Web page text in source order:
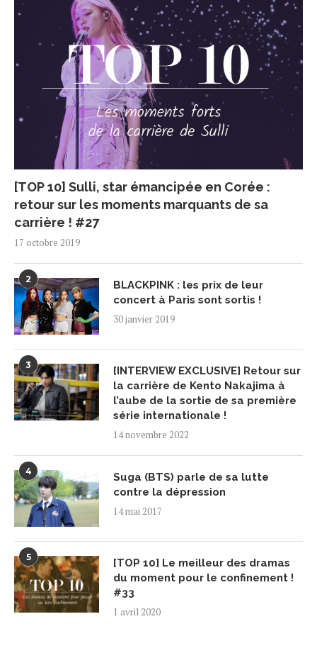
[TOP 10] Sulli, star émancipée en Corée :
retour sur les moments marquants de sa
carrière ! #27
17 octobre 2019
2
BLACKPINK : les prix de leur
concert à Paris sont sortis !
30 janvier 2019
3
[INTERVIEW EXCLUSIVE] Retour sur
la carrière de Kento Nakajima à
l’aube de la sortie de sa première
série internationale !
14 novembre 2022
4
Suga (BTS) parle de sa lutte
contre la dépression
14 mai 2017
5
[TOP 10] Le meilleur des dramas
du moment pour le confinement !
#33
1 avril 2020